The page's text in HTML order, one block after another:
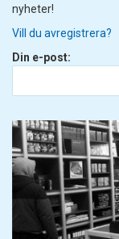
nyheter!
Vill du avregistrera?
Din e-post: